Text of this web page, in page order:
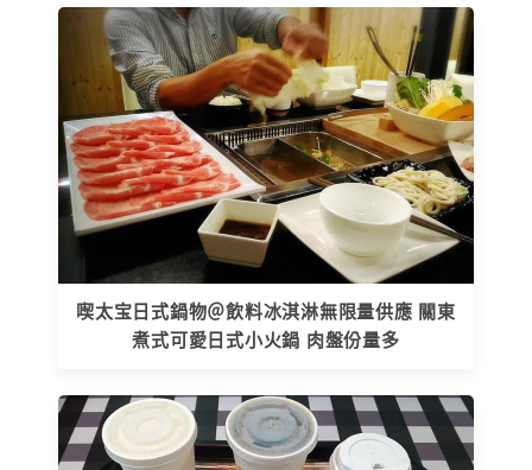
喫太宝日式鍋物＠飲料冰淇淋無限量供應 關東
煮式可愛日式小火鍋 肉盤份量多